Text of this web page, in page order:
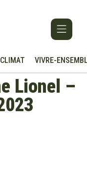
CLIMAT VIVRE-
Lionel –